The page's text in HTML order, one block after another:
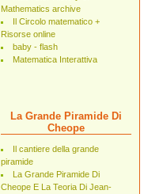
Mathematics archive
Il Circolo matematico +
Risorse online
baby - flash
Matematica Interattiva
La Grande Piramide Di
Cheope
Il cantiere della grande
piramide
La Grande Piramide Di
Cheope E La Teoria Di Jean-